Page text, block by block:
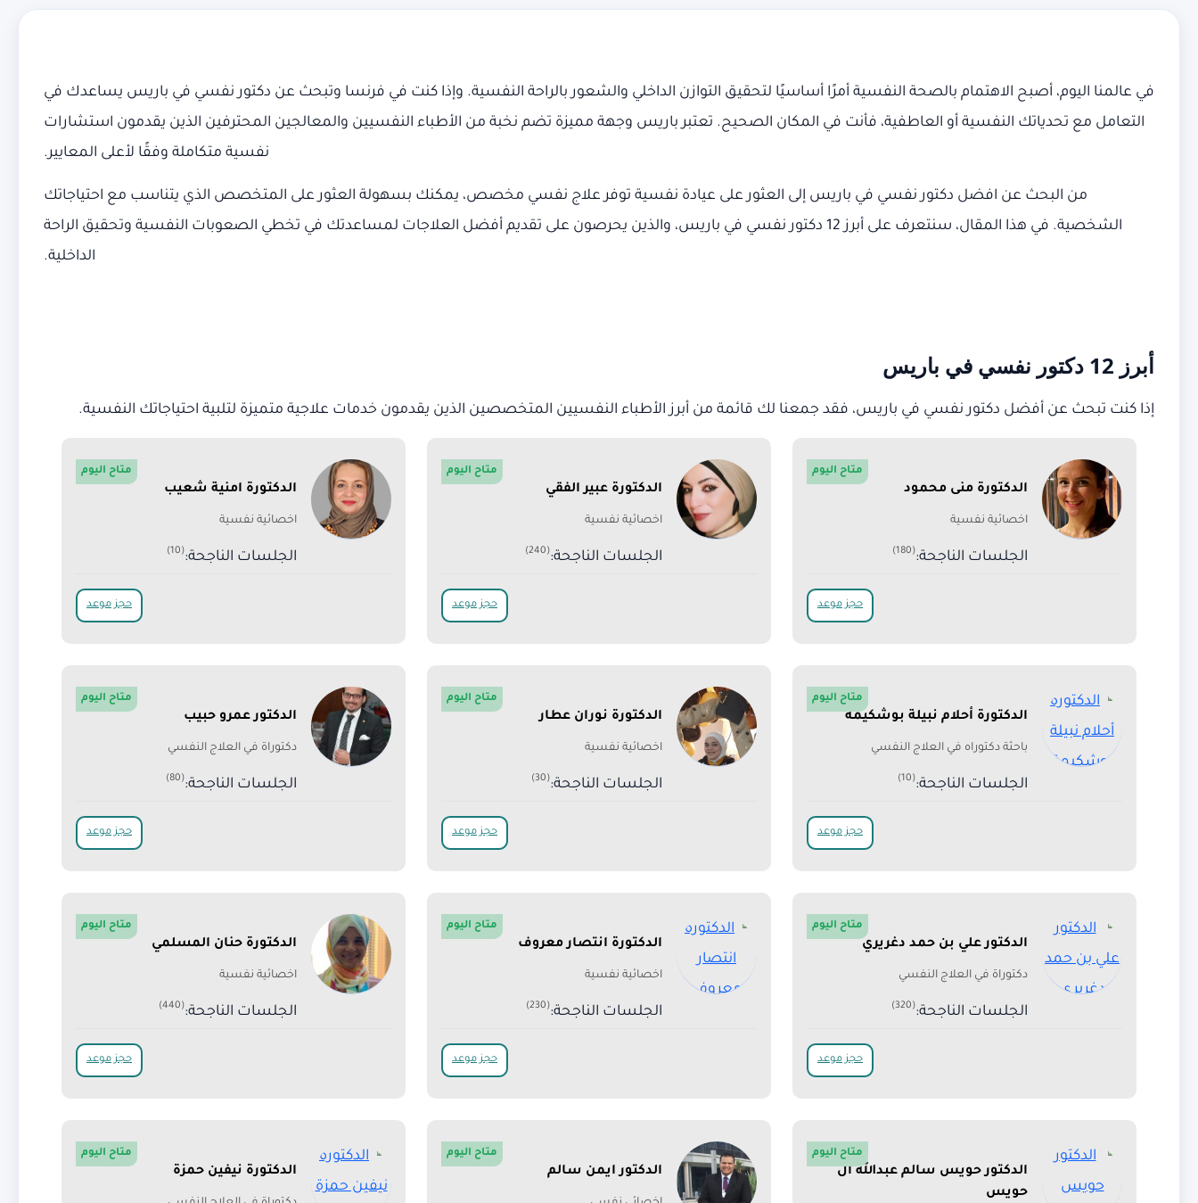
في عالمنا اليوم، أصبح الاهتمام بالصحة النفسية أمرًا أساسيًا لتحقيق التوازن الداخلي والشعور بالراحة النفسية. وإذا كنت في فرنسا وتبحث عن دكتور نفسي في باريس يساعدك في
التعامل مع تحدياتك النفسية أو العاطفية، فأنت في المكان الصحيح. تعتبر باريس وجهة مميزة تضم نخبة من الأطباء النفسيين والمعالجين المحترفين الذين يقدمون استشارات
نفسية متكاملة وفقًا لأعلى المعايير.
من البحث عن افضل دكتور نفسي في باريس إلى العثور على عيادة نفسية توفر علاج نفسي مخصص، يمكنك بسهولة العثور على المتخصص الذي يتناسب مع احتياجاتك
الشخصية. في هذا المقال، سنتعرف على أبرز 12 دكتور نفسي في باريس، والذين يحرصون على تقديم أفضل العلاجات لمساعدتك في تخطي الصعوبات النفسية وتحقيق الراحة
الداخلية.
أبرز 12 دكتور نفسي في باريس
إذا كنت تبحث عن أفضل دكتور نفسي في باريس، فقد جمعنا لك قائمة من أبرز الأطباء النفسيين المتخصصين الذين يقدمون خدمات علاجية متميزة لتلبية احتياجاتك النفسية.
الدكتورة منى محمود
اخصائية نفسية
الجلسات الناجحة:(180)
متاح اليوم
حجز موعد
الدكتورة عبير الفقي
اخصائية نفسية
الجلسات الناجحة:(240)
متاح اليوم
حجز موعد
الدكتورة امنية شعيب
اخصائية نفسية
الجلسات الناجحة:(10)
متاح اليوم
حجز موعد
الدكتورة أحلام نبيلة بوشكيمة
باحثة دكتوراه في العلاج النفسي
الجلسات الناجحة:(10)
متاح اليوم
حجز موعد
الدكتورة نوران عطار
اخصائية نفسية
الجلسات الناجحة:(30)
متاح اليوم
حجز موعد
الدكتور عمرو حبيب
دكتوراة في العلاج النفسي
الجلسات الناجحة:(80)
متاح اليوم
حجز موعد
الدكتور علي بن حمد دغريري
دكتوراة في العلاج النفسي
الجلسات الناجحة:(320)
متاح اليوم
حجز موعد
الدكتورة انتصار معروف
اخصائية نفسية
الجلسات الناجحة:(230)
متاح اليوم
حجز موعد
الدكتورة حنان المسلمي
اخصائية نفسية
الجلسات الناجحة:(440)
متاح اليوم
حجز موعد
الدكتور حويس سالم عبدالله ال
حويس
متاح اليوم
الدكتور ايمن سالم
متاح اليوم
الدكتورة نيفين حمزة
متاح اليوم